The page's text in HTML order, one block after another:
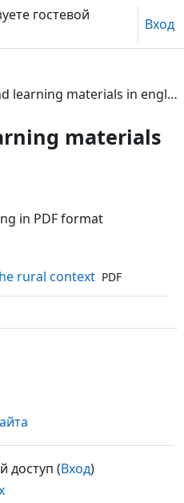
гостевой
Вход
Research and learning materials in english
materials
in PDF format
rural context Файл
PDF
доступ (Вход)